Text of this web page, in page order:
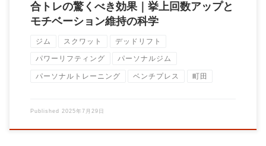
合トレの驚くべき効果｜挙上回数アップと
モチベーション維持の科学
ジム スクワット デッドリフト
パワーリフティング パーソナルジム
パーソナルトレーニング ベンチプレス 町田
Published 2025年7月29日